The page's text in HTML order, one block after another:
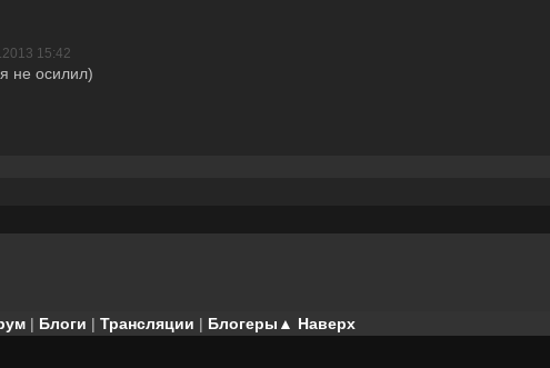
15:42
не осилил)
▲ Наверх
| Блоги | Трансляции | Блогеры